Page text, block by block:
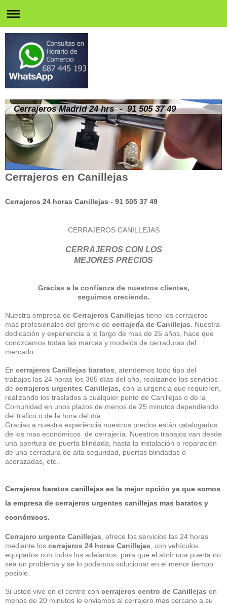
Cerrajeros Madrid 24 hrs - 91 505 37 49
Cerrajeros en Canillejas
Cerrajeros 24 horas Canillejas - 91 505 37 49
CERRAJEROS CANILLEJAS
CERRAJEROS CON LOS
MEJORES PRECIOS
Gracias a la confianza de nuestros clientes,
seguimos creciendo.
Nuestra empresa de Cerrajeros Canillejas tiene los cerrajeros
mas profesionales del gremio de cerrajería de Canillejas . Nuestra
dedicación y experiencia a lo largo de mas de 25 años, hace que
conozcamos todas las marcas y modelos de cerraduras del
mercado.
En cerrajeros Canillejas baratos , atendemos todo tipo del
trabajos las 24 horas los 365 días del año, realizando los servicios
de cerrajeros urgentes Canillejas, con la urgencia que requieren,
realizando los traslados a cualquier punto de Canillejas o de la
Comunidad en unos plazos de menos de 25 minutos dependiendo
del trafico o de la hora del día.
Gracias a nuestra experiencia nuestros precios están catalogados
de los mas económicos de cerrajería. Nuestros trabajos van desde
una apertura de puerta blindada, hasta la instalación o reparación
de una cerradura de alta seguridad, puertas blindadas o
acorazadas, etc..
Cerrajeros baratos canillejas es la mejor opción ya que somos
la empresa de cerrajeros urgentes canillejas mas baratos y
económicos.
Cerrajero urgente Canillejas , ofrece los servicios las 24 horas
mediante los cerrajeros 24 horas Canillejas , con vehículos
equipados con todos los adelantos, para que el abrir una puerta no
sea un problema y se lo podamos solucionar en el menor tiempo
posible.
Si usted vive en el centro con cerrajeros centro de Canillejas en
menos de 20 minutos le enviamos al cerrajero mas cercano a su